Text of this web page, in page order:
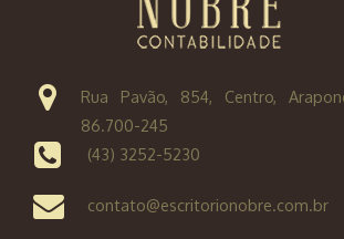
Rua Pavão, 854, Centro,
86.700-245
(43) 3252-5230
contato@escritorionobre.com.br